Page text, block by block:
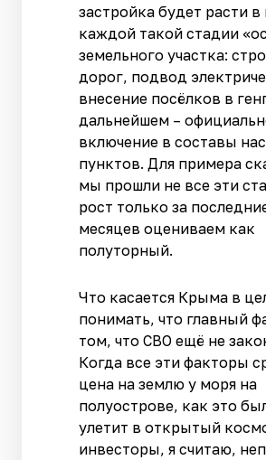
застройка будет расти в
каждой такой стадии
земельного участка:
дорог, подвод
внесение посёлков в
дальнейшем –
включение в составы
пунктов. Для примера
мы прошли не все эти
рост только за
месяцев оцениваем как
полуторный.
Что касается Крыма в
понимать, что главный
том, что СВО ещё не
Когда все эти факторы
цена на землю у моря на
полуострове, как это
улетит в открытый
инвесторы, я считаю,